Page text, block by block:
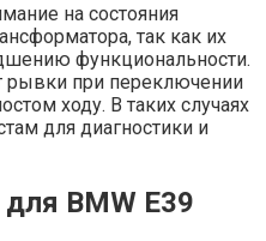
на состояния
так как их
функциональности.
рывки при переключении
ходу. В таких случаях
для диагностики и
BMW E39